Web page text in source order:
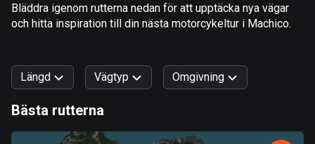
1 rutt
Angola
Antigua och Barbuda
Bläddra igenom rutterna nedan för att upptäcka nya vägar
och hitta inspiration till din nästa motorcykeltur i Machico.
Längd Vägtyp Omgivning
Bästa rutterna